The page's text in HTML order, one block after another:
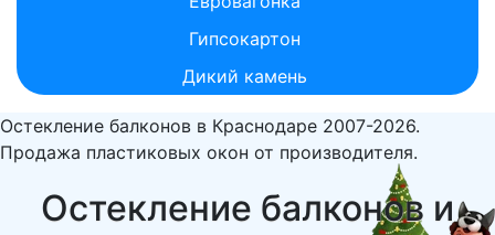
Гипсокартон
Дикий камень
Остекление балконов в Краснодаре 2007-2026.
Продажа пластиковых окон от производителя.
Остекление балконов и